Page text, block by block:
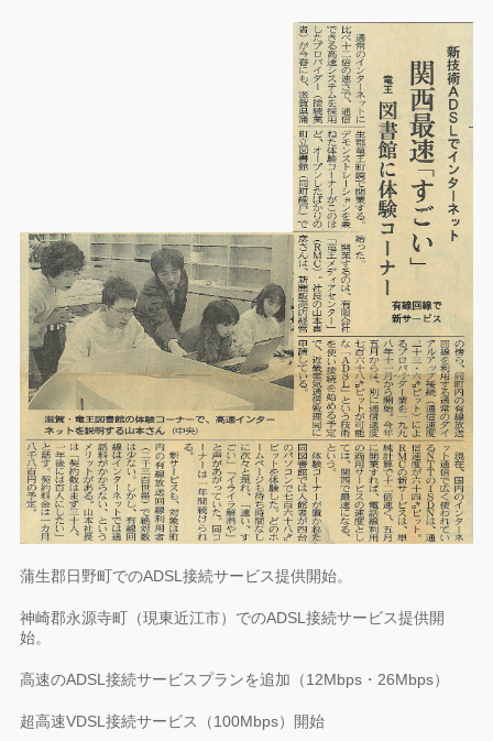
蒲生郡日野町でのADSL接続サービス提供開始。
神崎郡永源寺町（現東近江市）でのADSL接続サービス提供開
始。
高速のADSL接続サービスプランを追加（12Mbps・26Mbps）
超高速VDSL接続サービス（100Mbps）開始